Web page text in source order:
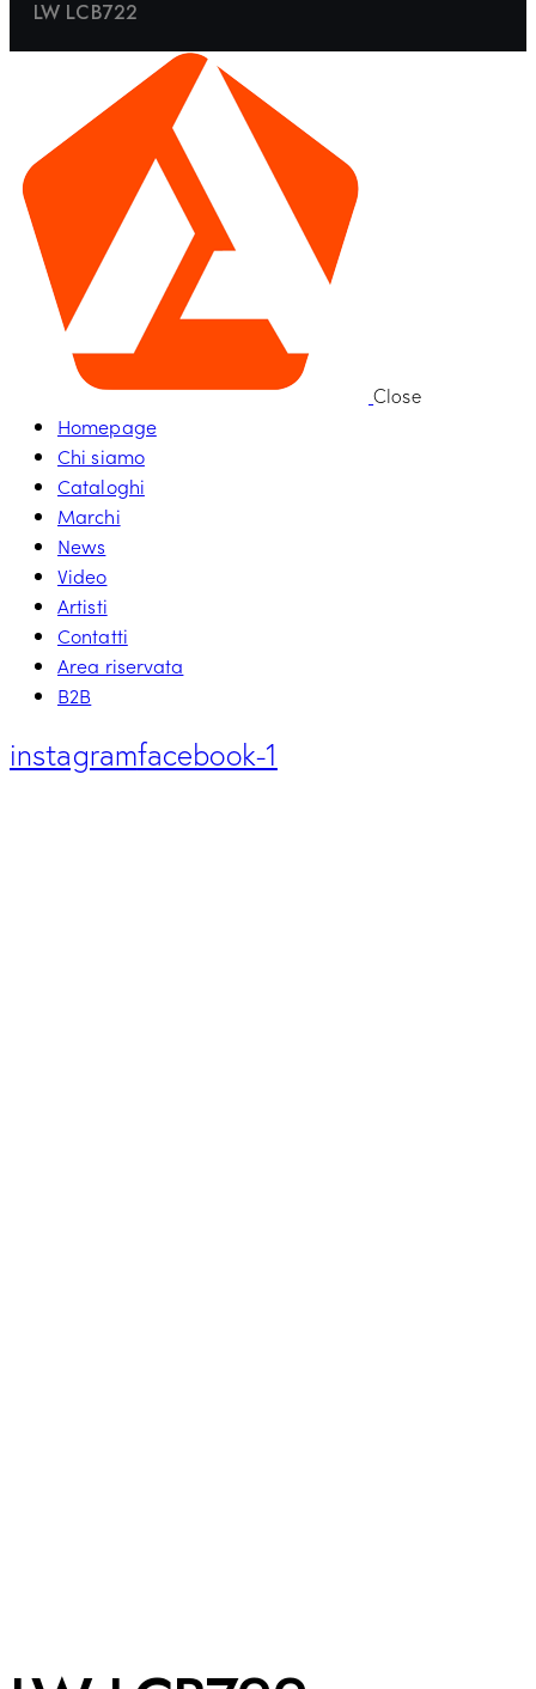
LW LCB722
Close
Homepage
Chi siamo
Cataloghi
Marchi
News
Video
Artisti
Contatti
Area riservata
B2B
instagramfacebook-1